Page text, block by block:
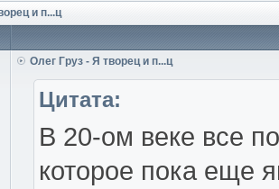
и п...ц
Олег Груз - Я творец и п...ц
Цитата:
В 20-ом веке все
которое пока еще